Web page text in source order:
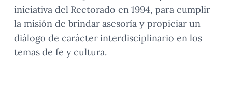
iniciativa del Rectorado en 1994, para cumplir
la misión de brindar asesoría y propiciar un
diálogo de carácter interdisciplinario en los
temas de fe y cultura.